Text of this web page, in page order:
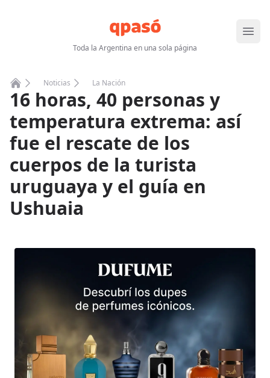
Toda la Argentina en una sola página
Abrir
Home
Noticias La Nación
16 horas, 40 personas y
temperatura extrema: así
fue el rescate de los
cuerpos de la turista
uruguaya y el guía en
Ushuaia